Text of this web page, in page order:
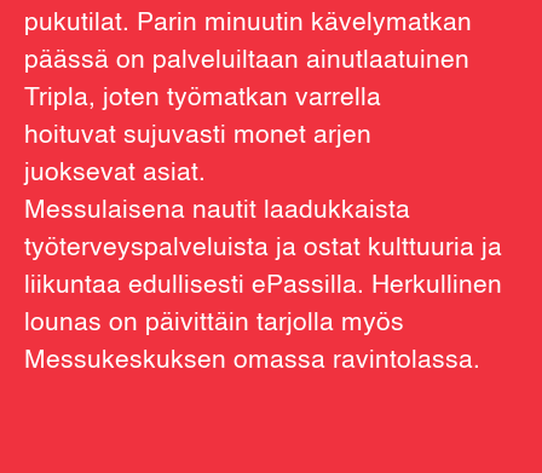
pukutilat. Parin minuutin kävelymatkan
päässä on palveluiltaan ainutlaatuinen
Tripla, joten työmatkan varrella
hoituvat sujuvasti monet arjen
juoksevat asiat.
Messulaisena nautit laadukkaista
työterveyspalveluista ja ostat kulttuuria ja
liikuntaa edullisesti ePassilla. Herkullinen
lounas on päivittäin tarjolla myös
Messukeskuksen omassa ravintolassa.